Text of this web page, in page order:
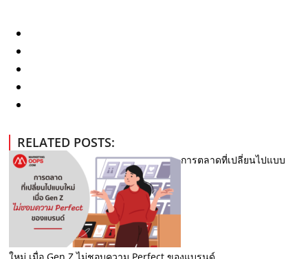
RELATED POSTS:
การตลาดที่เปลี่ยนไปแบบ